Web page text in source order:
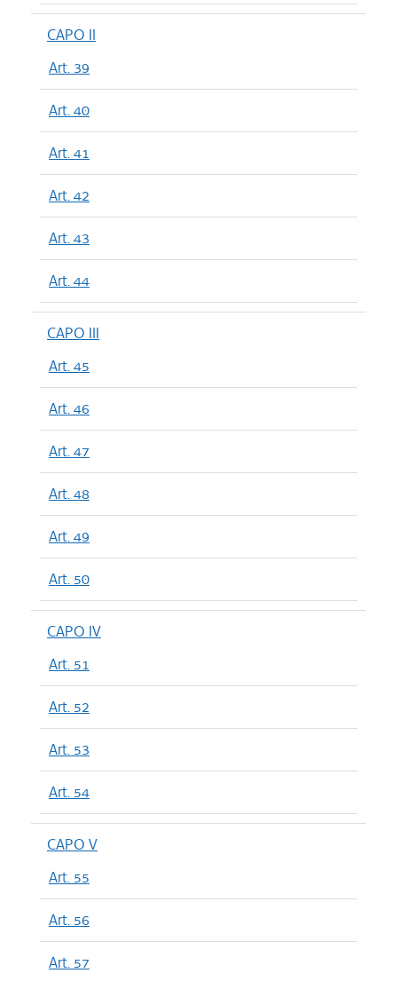
CAPO II
Art. 39
Art. 40
Art. 41
Art. 42
Art. 43
Art. 44
CAPO III
Art. 45
Art. 46
Art. 47
Art. 48
Art. 49
Art. 50
CAPO IV
Art. 51
Art. 52
Art. 53
Art. 54
CAPO V
Art. 55
Art. 56
Art. 57